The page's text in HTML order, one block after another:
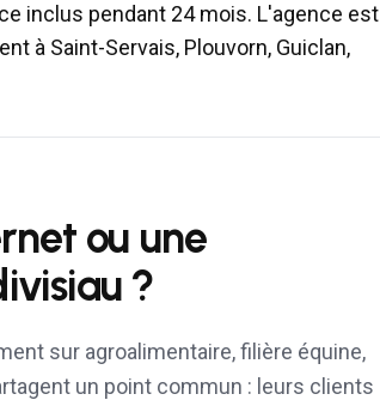
inclus pendant 24 mois. L'agence est
à Saint-Servais, Plouvorn, Guiclan,
ou une
?
sur agroalimentaire, filière équine,
un point commun : leurs clients